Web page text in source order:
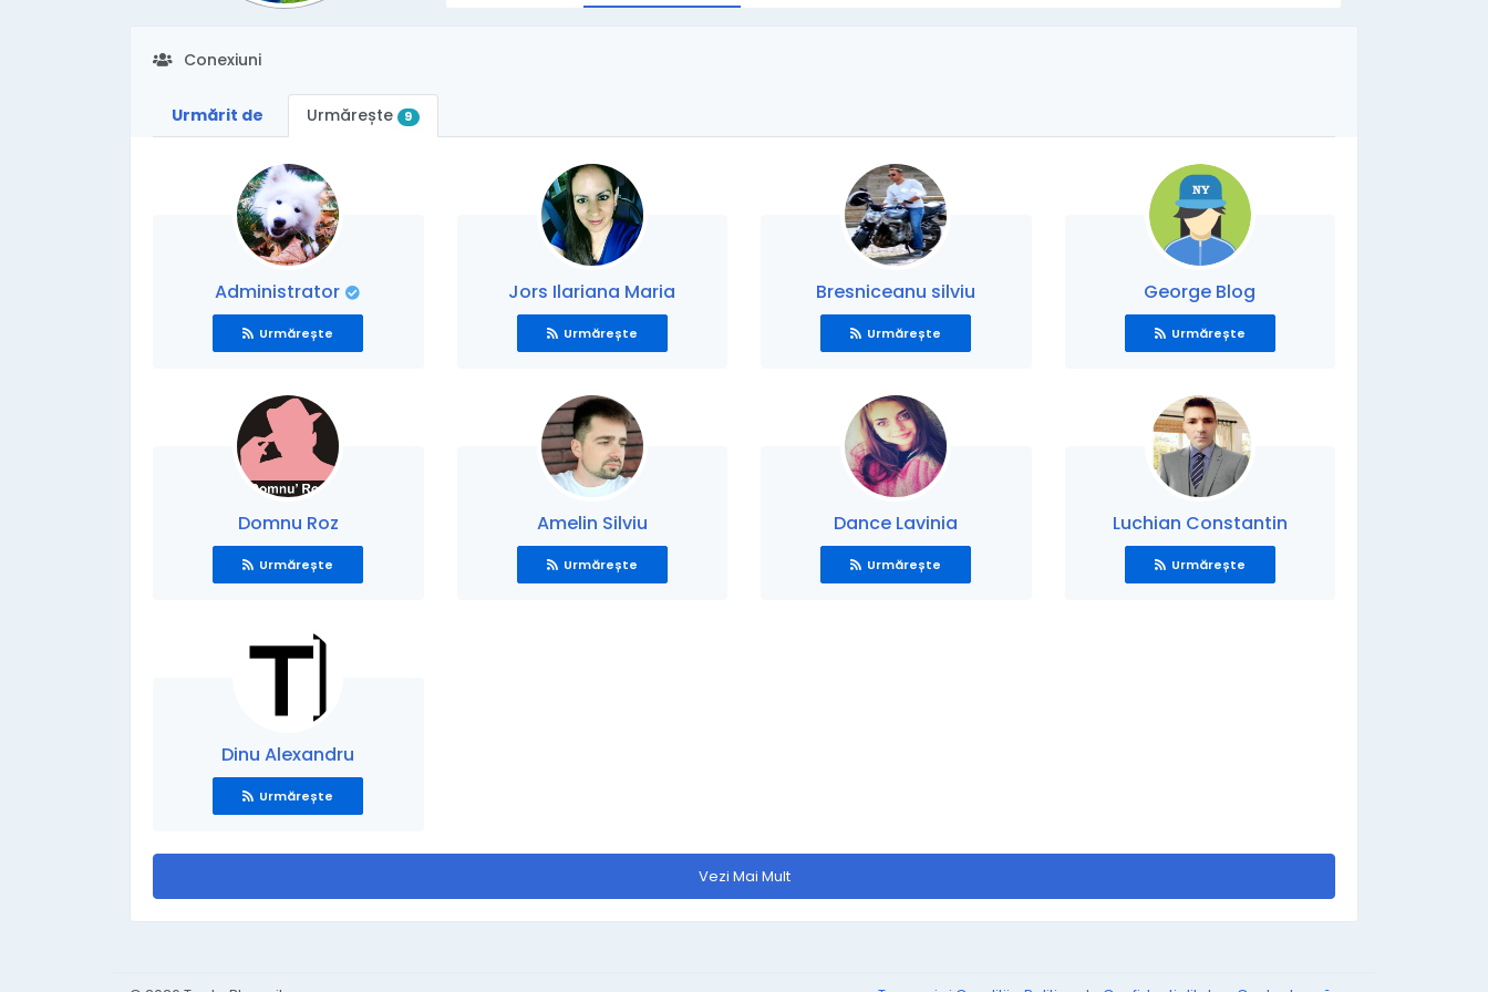
Conexiuni
Urmărit de Urmărește 9
Administrator
Urmărește
Jors Ilariana Maria
Urmărește
Bresniceanu silviu
Urmărește
George Blog
Urmărește
Domnu Roz
Urmărește
Amelin Silviu
Urmărește
Dance Lavinia
Urmărește
Luchian Constantin
Urmărește
Dinu Alexandru
Urmărește
Vezi Mai Mult